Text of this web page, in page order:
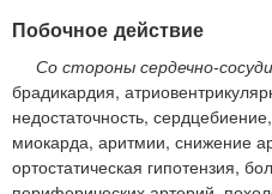
Побочное действие
Со стороны сердечно-
брадикардия,
недостаточность,
миокарда, аритмии, снижение
ортостатическая гипотензия,